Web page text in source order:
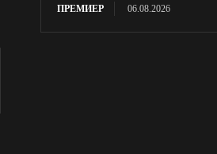
ПРЕМИЕР 06.08.2026